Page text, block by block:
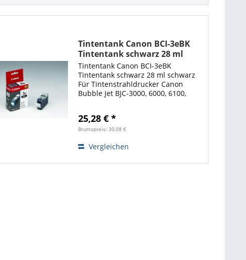
Tintentank Canon BCI-3eBK
Tintentank schwarz 28 ml
Tintentank Canon BCI-3eBK
Tintentank schwarz 28 ml schwarz
Für Tintenstrahldrucker Canon
Bubble Jet BJC-3000, 6000, 6100,
600, S 630, S 6300, S 750, Bubble Jet I
550,...
25,28 € *
Bruttopreis: 30,08 €
Vergleichen